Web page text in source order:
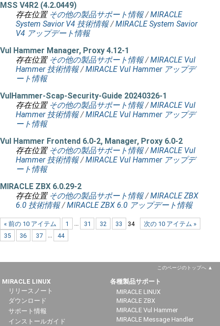
MSS V4R2 (4.2.0449)
存在位置 その他の製品サポート情報 /MIRACLE
System Savior V4 技術情報 /MIRACLE System Savior
V4 アップデート情報
Vul Hammer Manager, Proxy 4.12-1
存在位置 その他の製品サポート情報 /MIRACLE Vul
Hammer 技術情報 /MIRACLE Vul Hammer アップデ
ート情報
VulHammer-Scap-Security-Guide 20240326-1
存在位置 その他の製品サポート情報 /MIRACLE Vul
Hammer 技術情報 /MIRACLE Vul Hammer アップデ
ート情報
Vul Hammer Frontend 6.0-2, Manager, Proxy 6.0-2
存在位置 その他の製品サポート情報 /MIRACLE Vul
Hammer 技術情報 /MIRACLE Vul Hammer アップデ
ート情報
MIRACLE ZBX 6.0.29-2
存在位置 その他の製品サポート情報 /MIRACLE ZBX
6.0 技術情報 /MIRACLE ZBX 6.0 アップデート情報
« 前の 10 アイテム 次の 10 アイテム »
1 ... 31 32 33
34
35
36 37 ... 44
このページのトップへ
MIRACLE LINUX
リリースノート
ダウンロード
サポート情報
インストールガイド
各種製品サポート
MIRACLE LINUX
MIRACLE ZBX
MIRACLE Vul Hammer
MIRACLE Message Handler